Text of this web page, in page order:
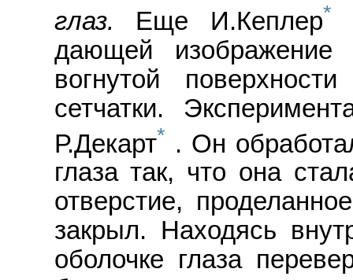
глаз. Еще И.Кеплер*
дающей изображение
вогнутой
сетчатки.
Р.Декарт* . Он
глаза так, что она
отверстие,
закрыл. Находясь
оболочке глаза